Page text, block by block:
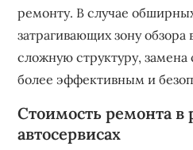
ремонту. В случае
затрагивающих зону
сложную структуру‚
более эффективным и
Стоимость ремонта в
автосервисах